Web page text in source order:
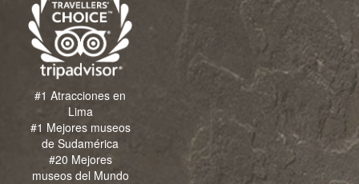
#1 Atracciones en
Lima
#1 Mejores museos
de Sudamérica
#20 Mejores
museos del Mundo